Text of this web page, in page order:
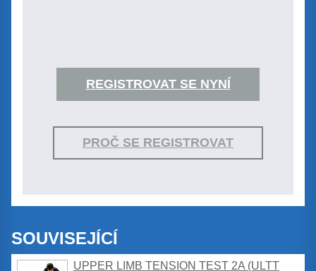
REGISTROVAT SE NYNÍ
PROČ SE REGISTROVAT
SOUVISEJÍCÍ
UPPER LIMB TENSION TEST 2A (ULTT